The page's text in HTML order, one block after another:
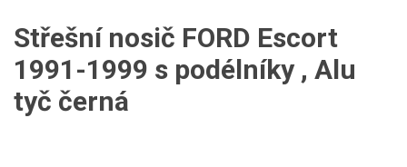
Střešní nosič FORD Escort
1991-1999 s podélníky , Alu
tyč černá